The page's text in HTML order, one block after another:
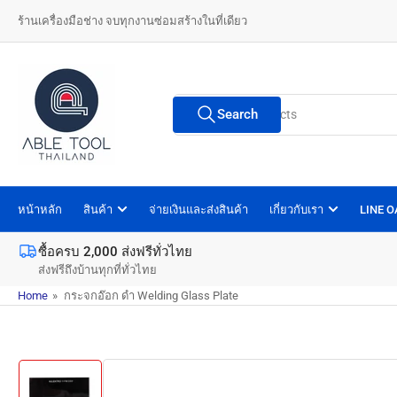
ร้านเครื่องมือช่าง จบทุกงานซ่อมสร้างในที่เดียว
Search
products
Search
หน้าหลัก สินค้า จ่ายเงินและส่งสินค้า เกี่ยวกับเรา LINE
ซื้อครบ 2,000 ส่งฟรีทั่วไทย
ส่งฟรีถึงบ้านทุกที่ทั่วไทย
Home » กระจกอ๊อก ดำ Welding Glass Plate
Skip